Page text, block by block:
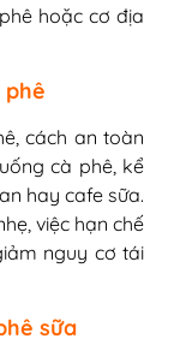
hoặc cơ địa
phê
cách an toàn
cà phê, kể
hay cafe sữa.
việc hạn chế
nguy cơ tái
sữa